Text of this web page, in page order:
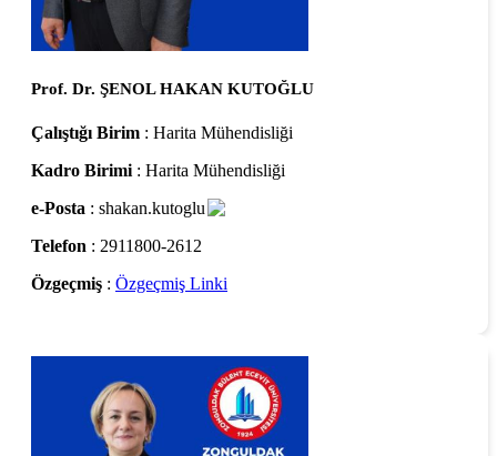
Prof. Dr. ŞENOL HAKAN KUTOĞLU
Çalıştığı Birim : Harita Mühendisliği
Kadro Birimi : Harita Mühendisliği
e-Posta : shakan.kutoglu
Telefon : 2911800-2612
Özgeçmiş : Özgeçmiş Linki